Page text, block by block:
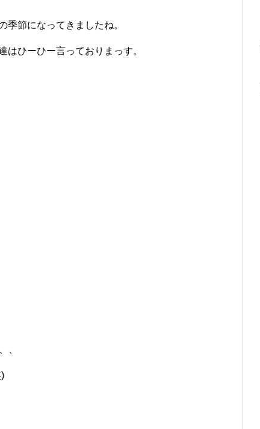
季節になってきましたね。
はひーひー言っておりまっす。
、